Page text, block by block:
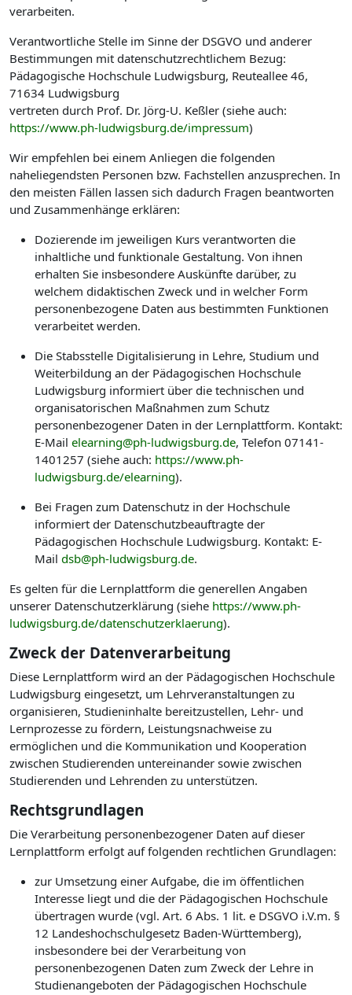
verarbeiten.
Verantwortliche Stelle im Sinne der DSGVO und anderer
Bestimmungen mit datenschutzrechtlichem Bezug:
Pädagogische Hochschule Ludwigsburg, Reuteallee 46,
71634 Ludwigsburg
vertreten durch Prof. Dr. Jörg-U. Keßler (siehe auch:
https://www.ph-ludwigsburg.de/impressum)
Wir empfehlen bei einem Anliegen die folgenden
naheliegendsten Personen bzw. Fachstellen anzusprechen. In
den meisten Fällen lassen sich dadurch Fragen beantworten
und Zusammenhänge erklären:
Dozierende im jeweiligen Kurs verantworten die
inhaltliche und funktionale Gestaltung. Von ihnen
erhalten Sie insbesondere Auskünfte darüber, zu
welchem didaktischen Zweck und in welcher Form
personenbezogene Daten aus bestimmten Funktionen
verarbeitet werden.
Die Stabsstelle Digitalisierung in Lehre, Studium und
Weiterbildung an der Pädagogischen Hochschule
Ludwigsburg informiert über die technischen und
organisatorischen Maßnahmen zum Schutz
personenbezogener Daten in der Lernplattform. Kontakt:
E-Mail elearning@ph-ludwigsburg.de, Telefon 07141-
1401257 (siehe auch: https://www.ph-
ludwigsburg.de/elearning).
Bei Fragen zum Datenschutz in der Hochschule
informiert der Datenschutzbeauftragte der
Pädagogischen Hochschule Ludwigsburg. Kontakt: E-
Mail dsb@ph-ludwigsburg.de.
Es gelten für die Lernplattform die generellen Angaben
unserer Datenschutzerklärung (siehe https://www.ph-
ludwigsburg.de/datenschutzerklaerung).
Zweck der Datenverarbeitung
Diese Lernplattform wird an der Pädagogischen Hochschule
Ludwigsburg eingesetzt, um Lehrveranstaltungen zu
organisieren, Studieninhalte bereitzustellen, Lehr- und
Lernprozesse zu fördern, Leistungsnachweise zu
ermöglichen und die Kommunikation und Kooperation
zwischen Studierenden untereinander sowie zwischen
Studierenden und Lehrenden zu unterstützen.
Rechtsgrundlagen
Die Verarbeitung personenbezogener Daten auf dieser
Lernplattform erfolgt auf folgenden rechtlichen Grundlagen:
zur Umsetzung einer Aufgabe, die im öffentlichen
Interesse liegt und die der Pädagogischen Hochschule
übertragen wurde (vgl. Art. 6 Abs. 1 lit. e DSGVO i.V.m. §
12 Landeshochschulgesetz Baden-Württemberg),
insbesondere bei der Verarbeitung von
personenbezogenen Daten zum Zweck der Lehre in
Studienangeboten der Pädagogischen Hochschule